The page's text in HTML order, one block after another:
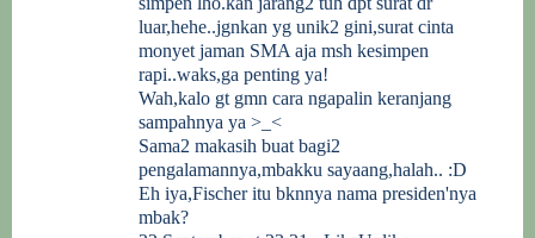
luar,hehe..jgnkan yg unik2 gini,surat cinta
monyet jaman SMA aja msh kesimpen
rapi..waks,ga penting ya!
Wah,kalo gt gmn cara ngapalin keranjang
sampahnya ya >_<
Sama2 makasih buat bagi2
pengalamannya,mbakku sayaang,halah.. :D
Eh iya,Fischer itu bknnya nama presiden'nya
mbak?